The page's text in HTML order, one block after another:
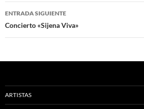
entradas
ENTRADA SIGUIENTE
Concierto «Sijena Viva»
ARTISTAS